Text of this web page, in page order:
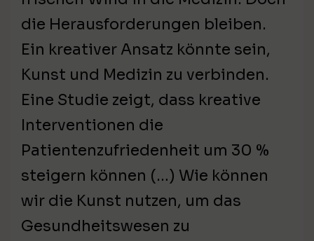
die Herausforderungen bleiben.
Ein kreativer Ansatz könnte sein,
Kunst und Medizin zu verbinden.
Eine Studie zeigt, dass kreative
Interventionen die
Patientenzufriedenheit um 30 %
steigern können (…) Wie können
wir die Kunst nutzen, um das
Gesundheitswesen zu